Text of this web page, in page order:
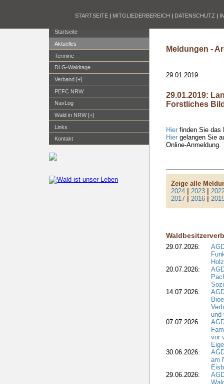
STARTSEITE | MITGLIEDERBEREICH | DATENSCHUTZ |
Startseite
Aktuelles
Termine
DLG-Waldtage
Verband [+]
PEFC NRW
NavLog
Wald in NRW [+]
Links
Kontakt
Meldungen -
29.01.2019
29.01.2019:
Forstliches
Hier finden Sie das
Hier gelangen Sie
Online-Anmeldung.
Zeige alle
2024 |2023 |
2017 |2016 |
29.07.2026:
20.07.2026:
14.07.2026:
und
07.07.2026:
vor
30.06.2026:
am
29.06.2026: